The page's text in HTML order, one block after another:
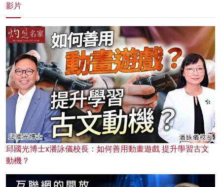
影片
邱國光博士x潘詠儀校長：如何善用動畫遊戲 提升學習古文
動機？